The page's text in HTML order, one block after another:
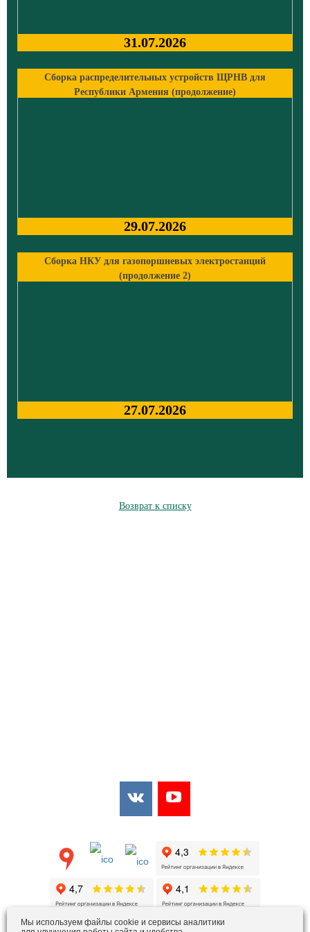
31.07.2026
Сборка распределительных устройств ЩРНВ для
Республики Армения (продолжение)
29.07.2026
Сборка НКУ для газопоршневых электростанций
(продолжение 2)
27.07.2026
Возврат к списку
Мы используем файлы cookie и сервисы аналитики